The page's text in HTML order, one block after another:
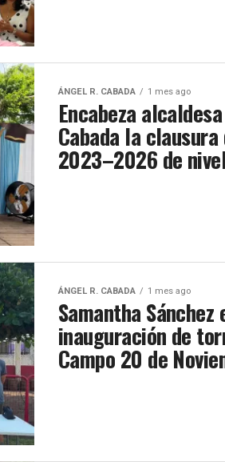
ÁNGEL R. CABADA 1 mes ago
Encabeza
Cabada la
2023–2026 de
ÁNGEL R. CABADA 1 mes ago
Samantha Sánchez
inauguración de
Campo 20 de